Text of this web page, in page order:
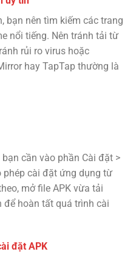
bạn nên tìm kiếm các trang
nổi tiếng. Nên tránh tải từ
rủi ro virus hoặc
hay TapTap thường là
cần vào phần Cài đặt >
phép cài đặt ứng dụng từ
mở file APK vừa tải
hoàn tất quá trình cài
đặt APK